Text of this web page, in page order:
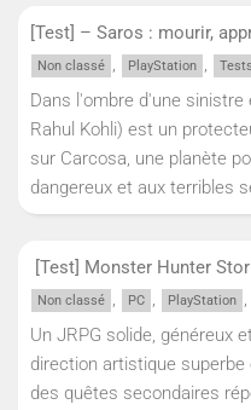
[Test] – Saros : mourir,
Non classé , PlayStation , Tests
Dans l'ombre d'une sinistre
Rahul Kohli) est un
sur Carcosa, une planète
dangereux et aux terribles
[Test] Monster Hunter
Non classé , PC , PlayStation ,
Un JRPG solide, généreux
direction artistique
des quêtes secondaires